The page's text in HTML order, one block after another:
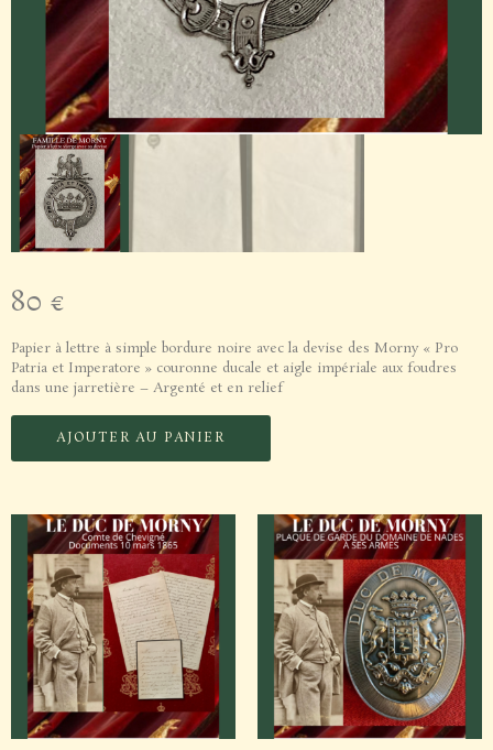
80 €
Papier à lettre à simple bordure noire avec la devise des Morny « Pro
Patria et Imperatore » couronne ducale et aigle impériale aux foudres
dans une jarretière – Argenté et en relief
AJOUTER AU PANIER